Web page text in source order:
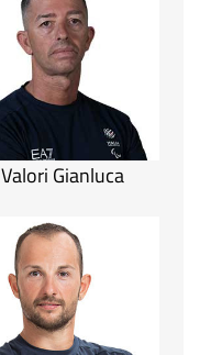
Valori Gianluca